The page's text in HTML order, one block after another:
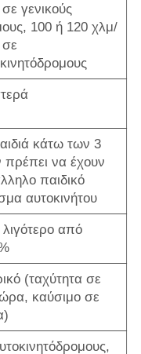
γενικούς
100 ή 120 χλμ/
κάτω των 3
πρέπει να έχουν
παιδικό
αυτοκινήτου
από
(ταχύτητα σε
καύσιμο σε